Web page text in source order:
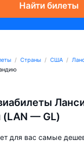
Найти билеты
Страны США
(LAN — GL)
для вас самые